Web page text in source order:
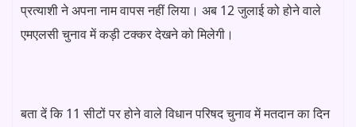
प्रत्याशी ने अपना नाम वापस नहीं लिया। अब 12 जुलाई को होने वाले
एमएलसी चुनाव में कड़ी टक्कर देखने को मिलेगी।
बता दें कि 11 सीटों पर होने वाले विधान परिषद चुनाव में मतदान का दिन